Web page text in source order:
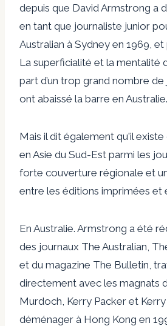
depuis que David Armstrong a
en tant que journaliste junior
Australian à Sydney en 1969,
La superficialité et la mentalité
part d’un trop grand nombre de
ont abaissé la barre en Australie.
Mais il dit également qu'il
en Asie du Sud-Est parmi les
forte couverture régionale et
entre les éditions imprimées et
En Australie. Armstrong a été
des journaux The Australian,
et du magazine The Bulletin,
directement avec les magnats
Murdoch, Kerry Packer et
déménager à Hong Kong en